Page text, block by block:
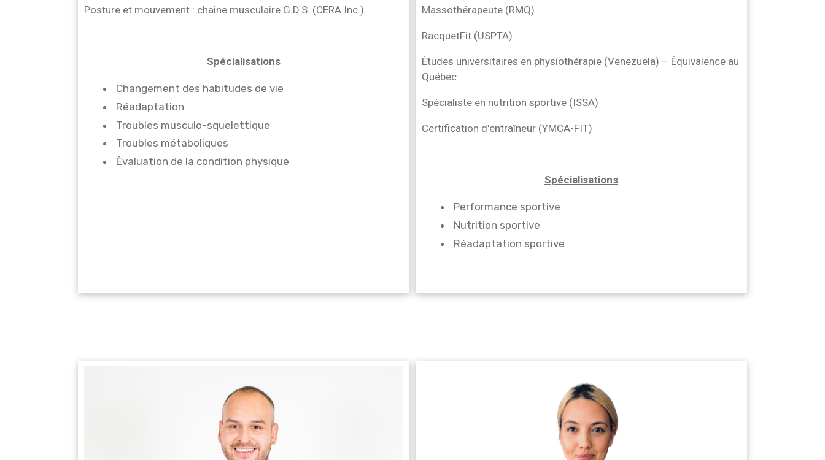
Posture et mouvement : chaîne musculaire G.D.S. (CERA Inc.)
Spécialisations
Changement des habitudes de vie
Réadaptation
Troubles musculo-squelettique
Troubles métaboliques
Évaluation de la condition physique
Massothérapeute (RMQ)
RacquetFit (USPTA)
Études universitaires en physiothérapie (Venezuela) – Équivalence au
Québec
Spécialiste en nutrition sportive (ISSA)
Certification d'entraîneur (YMCA-FIT)
Spécialisations
Performance sportive
Nutrition sportive
Réadaptation sportive